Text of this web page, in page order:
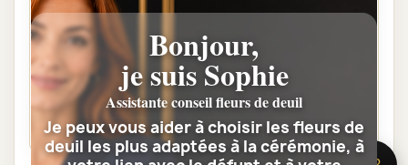
Oui. Une composition de condoléances
peut être livrée au domicile avant ou après
la cérémonie. Vérifiez simplement que
quelqu’un pourra réceptionner les fleurs.
Bonjour,
je suis Sophie
Assistante conseil fleurs de deuil
Je peux vous aider à choisir les fleurs de
deuil les plus adaptées à la cérémonie, à